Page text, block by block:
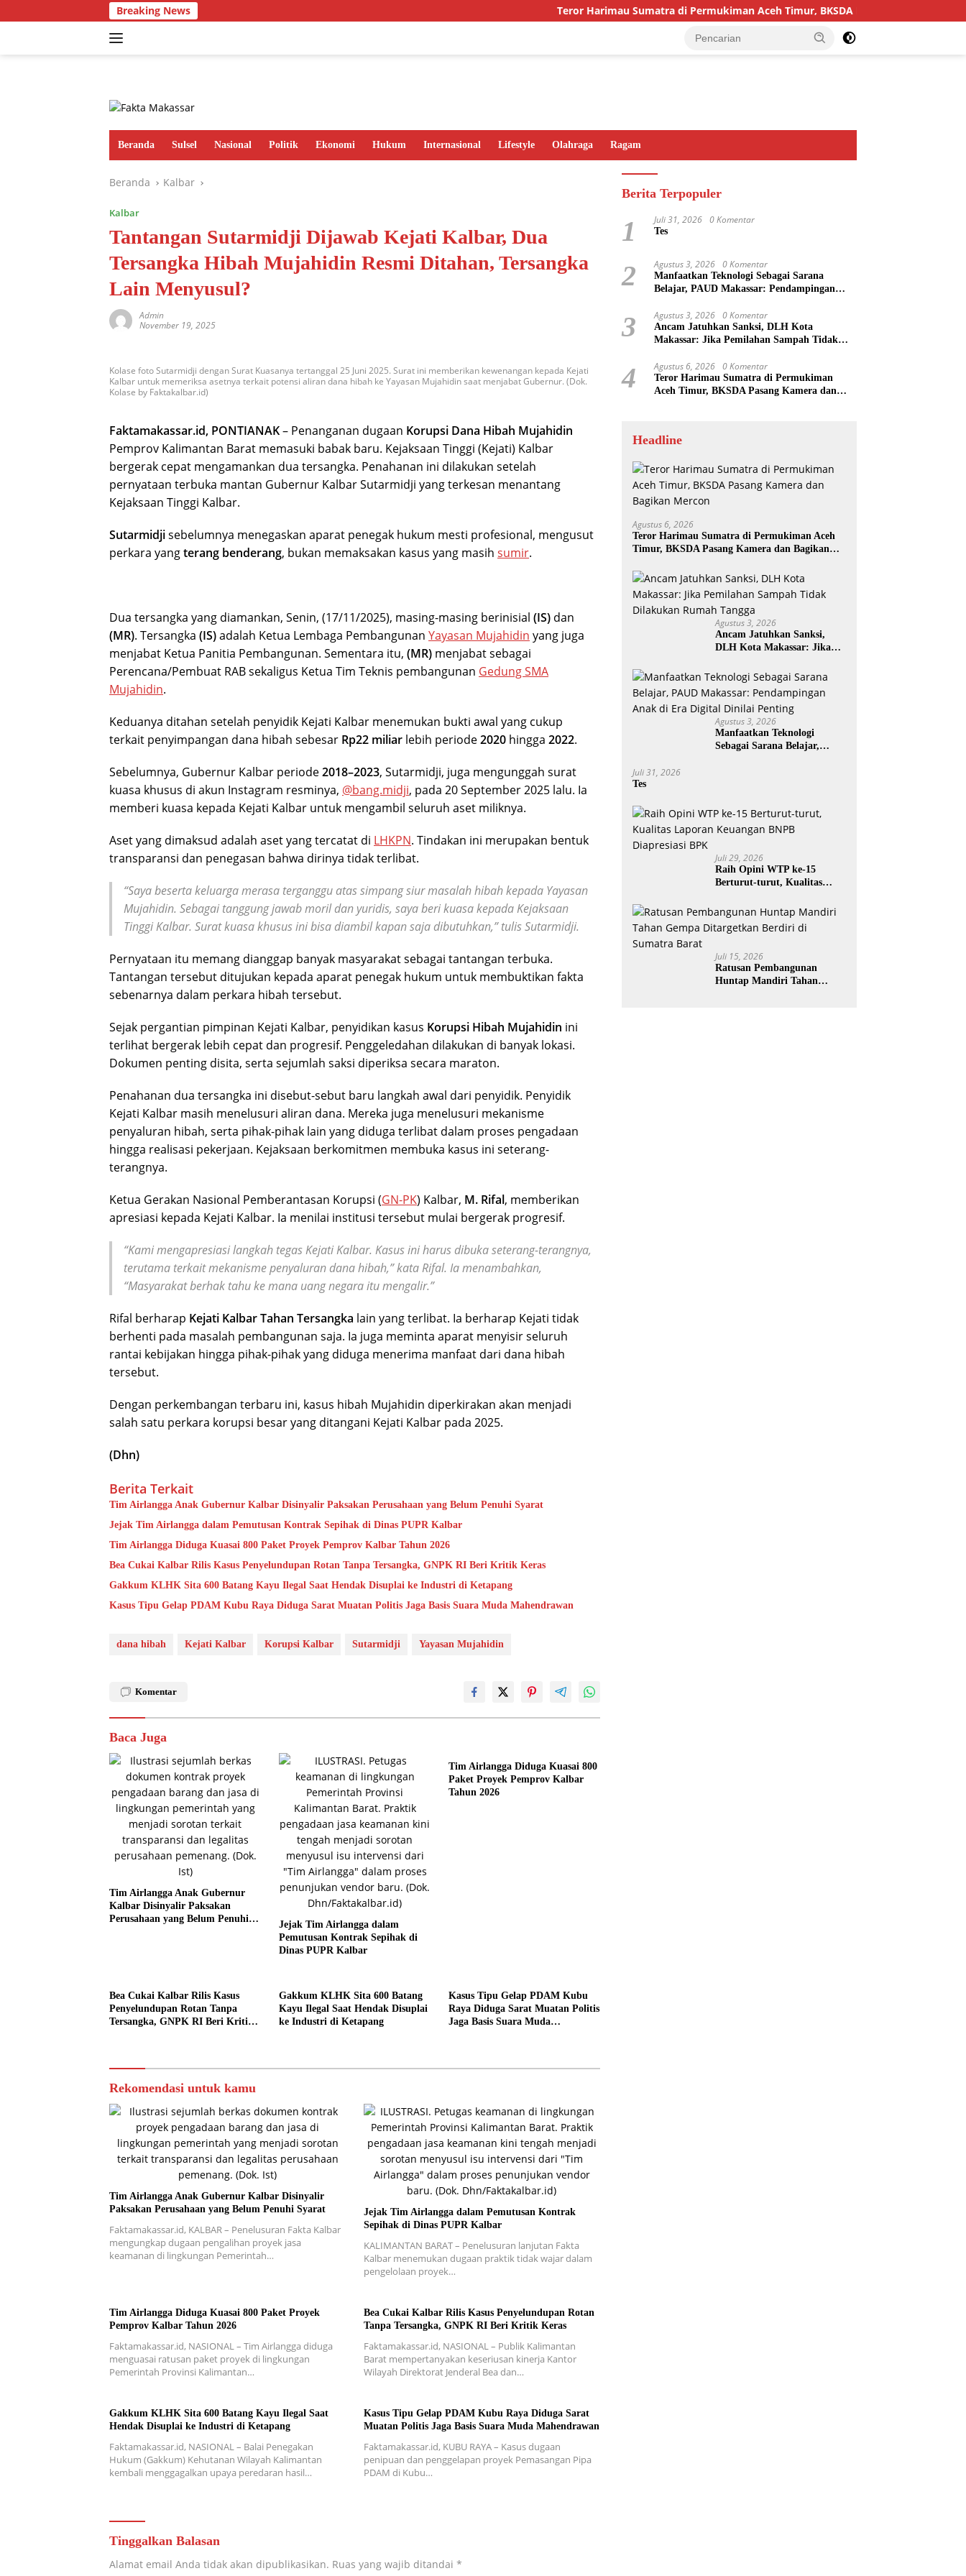
ke
Breaking News Teror Harimau Sumatra di Permukiman Aceh Timur, BKSDA Pasang Kamera dan Bagikan
Beranda Sulsel Nasional Politik Ekonomi Hukum Internasional Lifestyle Olahraga Ragam
Beranda Kalbar
Kalbar
Tantangan Sutarmidji Dijawab Kejati Kalbar, Dua
Tersangka Hibah Mujahidin Resmi Ditahan, Tersangka
Lain Menyusul?
Admin
November 19, 2025
Kolase foto Sutarmidji dengan Surat Kuasanya tertanggal 25 Juni 2025. Surat ini memberikan kewenangan kepada Kejati
Kalbar untuk memeriksa asetnya terkait potensi aliran dana hibah ke Yayasan Mujahidin saat menjabat Gubernur. (Dok.
Kolase by Faktakalbar.id)
Faktamakassar.id, PONTIANAK– Penanganan dugaan Korupsi Dana Hibah Mujahidin
Pemprov Kalimantan Barat memasuki babak baru. Kejaksaan Tinggi (Kejati) Kalbar
bergerak cepat mengamankan dua tersangka. Penahanan ini dilakukan setelah
pernyataan terbuka mantan Gubernur Kalbar Sutarmidji yang terkesan menantang
Kejaksaan Tinggi Kalbar.
Sutarmidjisebelumnya menegaskan aparat penegak hukum mesti profesional, mengusut
perkara yangterang benderang, bukan memaksakan kasus yang masih sumir.
Dua tersangka yang diamankan, Senin, (17/11/2025), masing-masing berinisial (IS) dan
(MR). Tersangka (IS)adalah Ketua Lembaga Pembangunan Yayasan Mujahidin yang juga
menjabat Ketua Panitia Pembangunan. Sementara itu, (MR) menjabat sebagai
Perencana/Pembuat RAB sekaligus Ketua Tim Teknis pembangunan Gedung SMA
Mujahidin.
Keduanya ditahan setelah penyidik Kejati Kalbar menemukan bukti awal yang cukup
terkait penyimpangan dana hibah sebesar Rp22 miliar lebih periode2020 hingga 2022.
Sebelumnya, Gubernur Kalbar periode2018–2023, Sutarmidji, juga mengunggah surat
kuasa khusus di akun Instagram resminya, @bang.midji, pada 20 September 2025 lalu. Ia
memberi kuasa kepada Kejati Kalbar untuk mengambil seluruh aset miliknya.
Aset yang dimaksud adalah aset yang tercatat di LHKPN. Tindakan ini merupakan bentuk
transparansi dan penegasan bahwa dirinya tidak terlibat.
“Saya beserta keluarga merasa terganggu atas simpang siur masalah hibah kepada Yayasan
Mujahidin. Sebagai tanggung jawab moril dan yuridis, saya beri kuasa kepada Kejaksaan
Tinggi Kalbar. Surat kuasa khusus ini bisa diambil kapan saja dibutuhkan,” tulis Sutarmidji.
Pernyataan itu memang dianggap banyak masyarakat sebagai tantangan terbuka.
Tantangan tersebut ditujukan kepada aparat penegak hukum untuk membuktikan fakta
sebenarnya dalam perkara hibah tersebut.
Sejak pergantian pimpinan Kejati Kalbar, penyidikan kasus Korupsi Hibah Mujahidin ini
terlihat bergerak lebih cepat dan progresif. Penggeledahan dilakukan di banyak lokasi.
Dokumen penting disita, serta sejumlah saksi diperiksa secara maraton.
Penahanan dua tersangka ini disebut-sebut baru langkah awal dari penyidik. Penyidik
Kejati Kalbar masih menelusuri aliran dana. Mereka juga menelusuri mekanisme
penyaluran hibah, serta pihak-pihak lain yang diduga terlibat dalam proses pengadaan
hingga realisasi pekerjaan. Kejaksaan berkomitmen membuka kasus ini seterang-
terangnya.
Ketua Gerakan Nasional Pemberantasan Korupsi (GN-PK) Kalbar, M. Rifal, memberikan
apresiasi kepada Kejati Kalbar. Ia menilai institusi tersebut mulai bergerak progresif.
“Kami mengapresiasi langkah tegas Kejati Kalbar. Kasus ini harus dibuka seterang-terangnya,
terutama terkait mekanisme penyaluran dana hibah,” kata Rifal. Ia menambahkan,
“Masyarakat berhak tahu ke mana uang negara itu mengalir.”
Rifal berharap Kejati Kalbar Tahan Tersangka lain yang terlibat. Ia berharap Kejati tidak
berhenti pada masalah pembangunan saja. Ia juga meminta aparat menyisir seluruh
rantai kebijakan hingga pihak-pihak yang diduga menerima manfaat dari dana hibah
tersebut.
Dengan perkembangan terbaru ini, kasus hibah Mujahidin diperkirakan akan menjadi
salah satu perkara korupsi besar yang ditangani Kejati Kalbar pada 2025.
(Dhn)
Berita Terkait
Tim Airlangga Anak Gubernur Kalbar Disinyalir Paksakan Perusahaan yang Belum Penuhi Syarat
Jejak Tim Airlangga dalam Pemutusan Kontrak Sepihak di Dinas PUPR Kalbar
Tim Airlangga Diduga Kuasai 800 Paket Proyek Pemprov Kalbar Tahun 2026
Bea Cukai Kalbar Rilis Kasus Penyelundupan Rotan Tanpa Tersangka, GNPK RI Beri Kritik Keras
Gakkum KLHK Sita 600 Batang Kayu Ilegal Saat Hendak Disuplai ke Industri di Ketapang
Kasus Tipu Gelap PDAM Kubu Raya Diduga Sarat Muatan Politis Jaga Basis Suara Muda Mahendrawan
dana hibah Kejati Kalbar Korupsi Kalbar Sutarmidji Yayasan Mujahidin
Komentar
Baca Juga
Tim Airlangga Anak Gubernur
Kalbar Disinyalir Paksakan
Perusahaan yang Belum Penuhi
Jejak Tim Airlangga dalam
Pemutusan Kontrak Sepihak di
Dinas PUPR Kalbar
Tim Airlangga Diduga Kuasai 800
Paket Proyek Pemprov Kalbar
Tahun 2026
Bea Cukai Kalbar Rilis Kasus
Penyelundupan Rotan Tanpa
Tersangka, GNPK RI Beri Kritik
Gakkum KLHK Sita 600 Batang
Kayu Ilegal Saat Hendak Disuplai
ke Industri di Ketapang
Kasus Tipu Gelap PDAM Kubu
Raya Diduga Sarat Muatan Politis
Jaga Basis Suara Muda
Rekomendasi untuk kamu
Tim Airlangga Anak Gubernur Kalbar Disinyalir
Paksakan Perusahaan yang Belum Penuhi Syarat
Faktamakassar.id, KALBAR – Penelusuran Fakta Kalbar
mengungkap dugaan pengalihan proyek jasa
keamanan di lingkungan Pemerintah…
Jejak Tim Airlangga dalam Pemutusan Kontrak
Sepihak di Dinas PUPR Kalbar
KALIMANTAN BARAT – Penelusuran lanjutan Fakta
Kalbar menemukan dugaan praktik tidak wajar dalam
pengelolaan proyek…
Tim Airlangga Diduga Kuasai 800 Paket Proyek
Pemprov Kalbar Tahun 2026
Faktamakassar.id, NASIONAL – Tim Airlangga diduga
menguasai ratusan paket proyek di lingkungan
Pemerintah Provinsi Kalimantan…
Bea Cukai Kalbar Rilis Kasus Penyelundupan Rotan
Tanpa Tersangka, GNPK RI Beri Kritik Keras
Faktamakassar.id, NASIONAL – Publik Kalimantan
Barat mempertanyakan keseriusan kinerja Kantor
Wilayah Direktorat Jenderal Bea dan…
Gakkum KLHK Sita 600 Batang Kayu Ilegal Saat
Hendak Disuplai ke Industri di Ketapang
Faktamakassar.id, NASIONAL – Balai Penegakan
Hukum (Gakkum) Kehutanan Wilayah Kalimantan
kembali menggagalkan upaya peredaran hasil…
Kasus Tipu Gelap PDAM Kubu Raya Diduga Sarat
Muatan Politis Jaga Basis Suara Muda Mahendrawan
Faktamakassar.id, KUBU RAYA – Kasus dugaan
penipuan dan penggelapan proyek Pemasangan Pipa
PDAM di Kubu…
Tinggalkan Balasan
Alamat email Anda tidak akan dipublikasikan. Ruas yang wajib ditandai *
Berita Terpopuler
1 Juli 31, 2026 0 Komentar
Tes
2 Agustus 3, 2026 0 Komentar
Manfaatkan Teknologi Sebagai Sarana
Belajar, PAUD Makassar: Pendampingan
3 Agustus 3, 2026 0 Komentar
Ancam Jatuhkan Sanksi, DLH Kota
Makassar: Jika Pemilahan Sampah Tidak
4 Agustus 6, 2026 0 Komentar
Teror Harimau Sumatra di Permukiman
Aceh Timur, BKSDA Pasang Kamera dan
Headline
Agustus 6, 2026
Teror Harimau Sumatra di Permukiman Aceh
Timur, BKSDA Pasang Kamera dan Bagikan
Agustus 3, 2026
Ancam Jatuhkan Sanksi,
DLH Kota Makassar: Jika
Dilakukan Rumah Tangga
Agustus 3, 2026
Manfaatkan Teknologi
Sebagai Sarana Belajar,
Juli 31, 2026
Tes
Juli 29, 2026
Raih Opini WTP ke-15
Berturut-turut, Kualitas
Diapresiasi BPK
Juli 15, 2026
Ratusan Pembangunan
Huntap Mandiri Tahan